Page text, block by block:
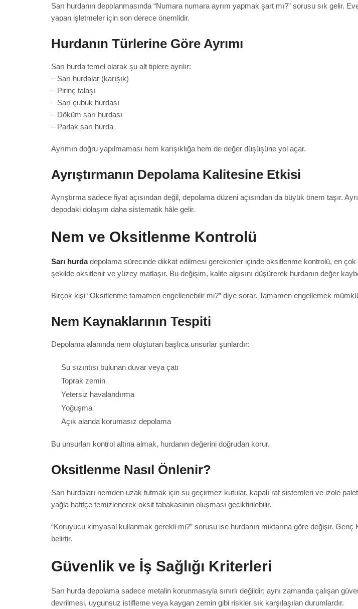
Sarı hurdanın depolanmasında “Numara numara ayrım yapmak şart mı?” sorusu sık gelir.
yapan işletmeler için son derece önemlidir.
Hurdanın Türlerine Göre Ayrımı
Sarı hurda temel olarak şu alt tiplere ayrılır:
– Sarı hurdalar (karışık)
– Pirinç talaşı
– Sarı çubuk hurdası
– Döküm sarı hurdası
– Parlak sarı hurda
Ayrımın doğru yapılmaması hem karışıklığa hem de değer düşüşüne yol açar.
Ayrıştırmanın Depolama Kalitesine Etkisi
Ayrıştırma sadece fiyat açısından değil, depolama düzeni açısından da büyük önem taşır.
depodaki dolaşım daha sistematik hâle gelir.
Nem ve Oksitlenme Kontrolü
Sarı hurdadepolama sürecinde dikkat edilmesi gerekenler içinde oksitlenme kontrolü, en çok
şekilde oksitlenir ve yüzey matlaşır. Bu değişim, kalite algısını düşürerek hurdanın değer
Birçok kişi “Oksitlenme tamamen engellenebilir mi?” diye sorar. Tamamen engellemek
Nem Kaynaklarının Tespiti
Depolama alanında nem oluşturan başlıca unsurlar şunlardır:
Su sızıntısı bulunan duvar veya çatı
Toprak zemin
Yetersiz havalandırma
Yoğuşma
Açık alanda korumasız depolama
Bu unsurları kontrol altına almak, hurdanın değerini doğrudan korur.
Oksitlenme Nasıl Önlenir?
Sarı hurdaları nemden uzak tutmak için su geçirmez kutular, kapalı raf sistemleri ve izole
yağla hafifçe temizlenerek oksit tabakasının oluşması geciktirilebilir.
“Koruyucu kimyasal kullanmak gerekli mi?” sorusu ise hurdanın miktarına göre değişir.
belirtir.
Güvenlik ve İş Sağlığı Kriterleri
Sarı hurda depolama sadece metalin korunmasıyla sınırlı değildir; aynı zamanda çalışan
devrilmesi, uygunsuz istifleme veya kaygan zemin gibi riskler sık karşılaşılan durumlardır.